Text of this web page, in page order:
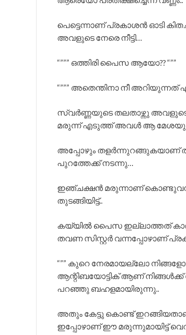
പെട്ടെന്നാണ് പ്രകാശൻ ഓടി
അവളുടെ നേരെ നീട്ടി…
“””” ഒത്തിരി പൈസ ആയോ?? “””
“””” അതെന്തിനാ നീ
സ്വർണ്ണയുടെ തലതാഴ്ന്നു അവളുടെ
മരുന്ന് എടുത്ത് അവൾ ആ
അപ്പോഴും തളർന്നുറങ്ങുകയാണ്
പുറത്തേക്ക് നടന്നു…
ഇഞ്ചക്ഷൻ മരുന്നാണ്
തുടങ്ങിയിട്ട്..
കയ്യിൽ പൈസ ഇല്ലാത്തത്
തവണ സിസ്റ്റർ വന്നപ്പോഴാണ്
“”” കുറെ നേരമായല്ലോ
ആന്റിബയോട്ടിക് ആണ്
പറഞ്ഞു ബഹളമായിരുന്നു..
അതും കേട്ടു കൊണ്ട്
ഇപ്പോഴാണ് ഈ മരുന്നുമായിട്ട്